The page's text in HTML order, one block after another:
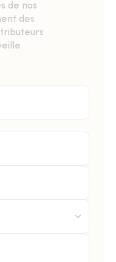
de nos
des